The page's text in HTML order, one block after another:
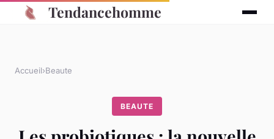
Tendancehomme
Accueil›Beaute
BEAUTE